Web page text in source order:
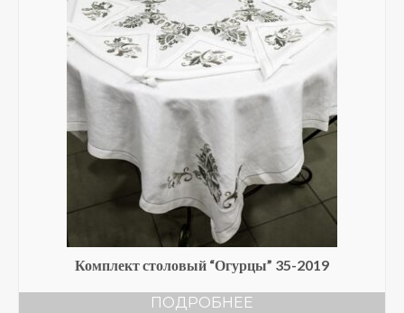
Комплект столовый “Огурцы” 35-2019
ПОДРОБНЕЕ